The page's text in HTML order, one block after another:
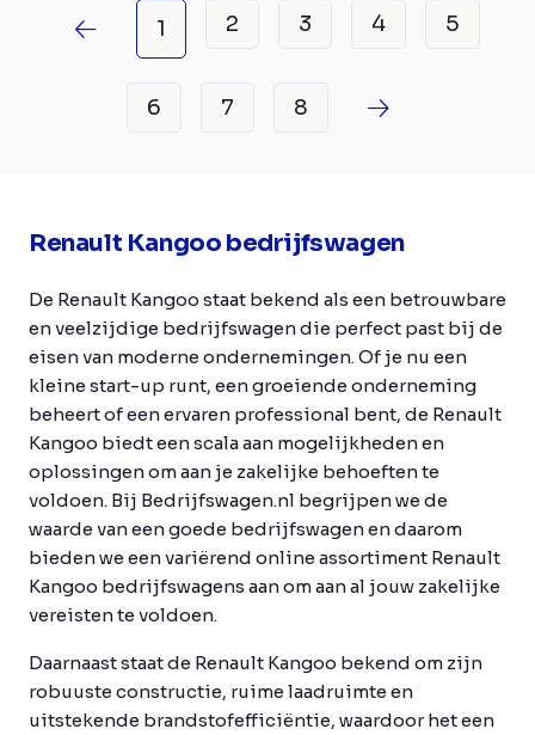
1 2 3 4 5
6 7 8
Renault Kangoo bedrijfswagen
De Renault Kangoo staat bekend als een betrouwbare
en veelzijdige bedrijfswagen die perfect past bij de
eisen van moderne ondernemingen. Of je nu een
kleine start-up runt, een groeiende onderneming
beheert of een ervaren professional bent, de Renault
Kangoo biedt een scala aan mogelijkheden en
oplossingen om aan je zakelijke behoeften te
voldoen. Bij Bedrijfswagen.nl begrijpen we de
waarde van een goede bedrijfswagen en daarom
bieden we een variërend online assortiment Renault
Kangoo bedrijfswagens aan om aan al jouw zakelijke
vereisten te voldoen.
Daarnaast staat de Renault Kangoo bekend om zijn
robuuste constructie, ruime laadruimte en
uitstekende brandstofefficiëntie, waardoor het een